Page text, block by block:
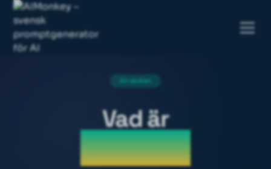
AI-skolan
Vad är
ChatGPT